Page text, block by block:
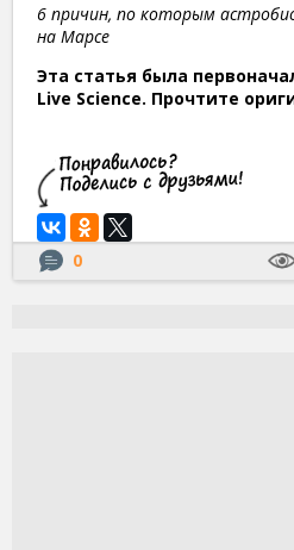
6 причин, по которым
на Марсе
Эта статья была
Live Science. Прочтите
0